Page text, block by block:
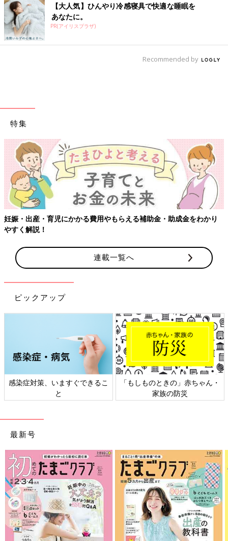
【大人気】ひんやり冷感寝具で快適な睡眠を
あなたに。
PR(アイリスプラザ)
Recommended by
特集
【ワクチン接種できるものも】妊婦の感染症対策、知っておいて！
連載一覧へ
ピックアップ
日本外来小児科学会リーフレッ
ト検討会
六星占術 細木かおりさんの人生
相談
最新号